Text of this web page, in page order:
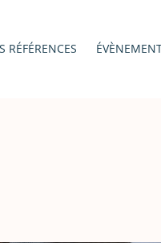
RÉFÉRENCES